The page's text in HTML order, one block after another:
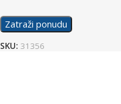
Zatraži ponudu
SKU: 31356